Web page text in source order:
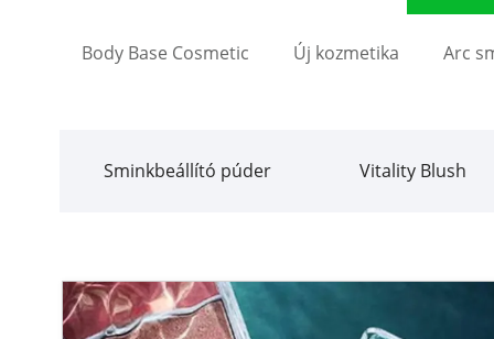
Body Base Cosmetic Új kozmetika Arc
Sminkbeállító púder Vitality Blush